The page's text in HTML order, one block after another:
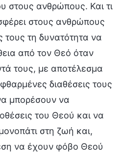
στους ανθρώπους. Και τι
στους ανθρώπους
τους τη δυνατότητα να
από τον Θεό όταν
τους, με αποτέλεσμα
διαθέσεις τους
μπορέσουν να
του Θεού και να
στη ζωή και,
να έχουν φόβο Θεού